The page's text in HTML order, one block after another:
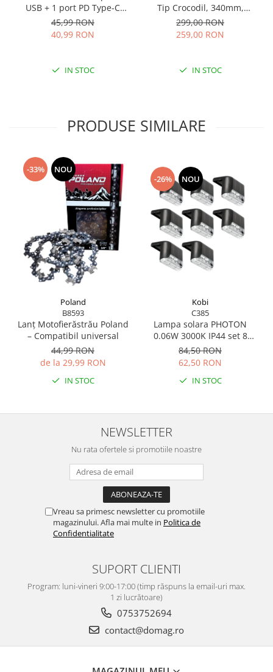
USB + 1 port PD Type-C
(QC3.0) cu afișaj digital LED
și Încărcare rapidă pentru
orice telefon mobil
45,99 RON
40,99 RON
IN STOC
Tip Crocodil, 340mm,
Metalic, Mobil
299,00 RON
259,00 RON
IN STOC
PRODUSE SIMILARE
-33% NOU
Poland
B8593
Lanț Motofierăstrău Poland
– Compatibil universal
44,99 RON
de la 29,99 RON
IN STOC
-26% NOU
Kobi
C385
Lampa solara PHOTON
0.06W 3000K IP44 set 8
bucati
84,50 RON
62,50 RON
IN STOC
NEWSLETTER
Nu rata ofertele si promotiile noastre
Vreau sa primesc newsletter cu promotiile
magazinului. Afla mai multe in Politica de
Confidentialitate
SUPORT CLIENTI
Program: luni-vineri 9:00-17:00 (timp răspuns la email-uri max.
1 zi lucrătoare)
0753752694
contact@domag.ro